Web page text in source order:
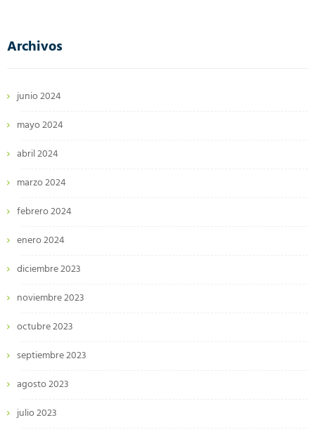
Archivos
junio 2024
mayo 2024
abril 2024
marzo 2024
febrero 2024
enero 2024
diciembre 2023
noviembre 2023
octubre 2023
septiembre 2023
agosto 2023
julio 2023